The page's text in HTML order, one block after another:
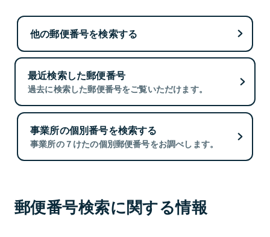
他の郵便番号を検索する
最近検索した郵便番号
過去に検索した郵便番号をご覧いただけます。
事業所の個別番号を検索する
事業所の７けたの個別郵便番号をお調べします。
郵便番号検索に関する情報